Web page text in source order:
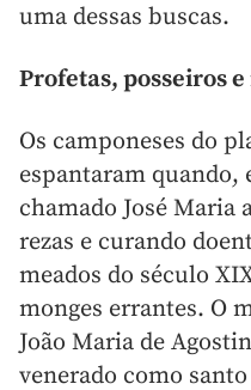
uma dessas buscas.
Profetas, posseiros
Os camponeses do
espantaram quando,
chamado José Maria
rezas e curando
meados do século
monges errantes. O
João Maria de
venerado como